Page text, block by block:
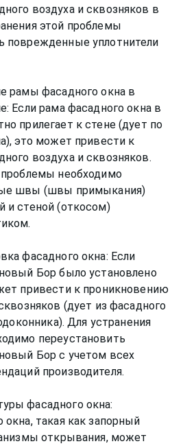
воздуха и сквозняков в
этой проблемы
поврежденные уплотнители
рамы фасадного окна в
Если рама фасадного окна в
прилегает к стене (дует по
это может привести к
воздуха и сквозняков.
необходимо
швы (швы примыкания)
и стеной (откосом)
фасадного окна: Если
Бор было установлено
привести к проникновению
(дует из фасадного
Для устранения
переустановить
Бор с учетом всех
производителя.
фасадного окна:
такая как запорный
открывания, может